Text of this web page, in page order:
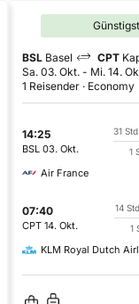
BSL Basel CPT
Sa. 03. Okt. - Mi. 14.
1 Reisender
Economy
14:25
BSL 03. Okt.
31
1
Air France
07:40
CPT 14. Okt.
14
1
KLM Royal Dutch